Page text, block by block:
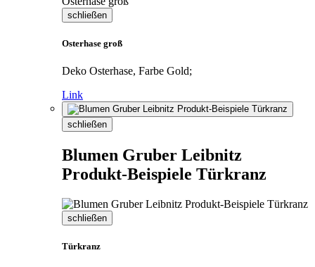
schließen
Osterhase groß
Deko Osterhase, Farbe Gold;
Link
schließen
Blumen Gruber Leibnitz
Produkt-Beispiele Türkranz
schließen
Türkranz